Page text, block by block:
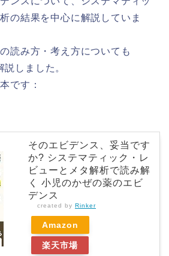
の結果を中心に解説していま
読み方・考え方についても
説しました。
です：
そのエビデンス、妥当です
か? システマティック・レ
ビューとメタ解析で読み解
く 小児のかぜの薬のエビ
デンス
created by Rinker
Amazon
楽天市場